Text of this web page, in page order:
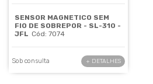
SENSOR MAGNETICO SEM
FIO DE SOBREPOR - SL-310 -
JFL Cód: 7074
Sob consulta + DETALHES